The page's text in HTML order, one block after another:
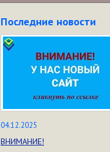
Последние новости
04.12.2025
ВНИМАНИЕ!